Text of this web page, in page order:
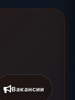
Вакансии